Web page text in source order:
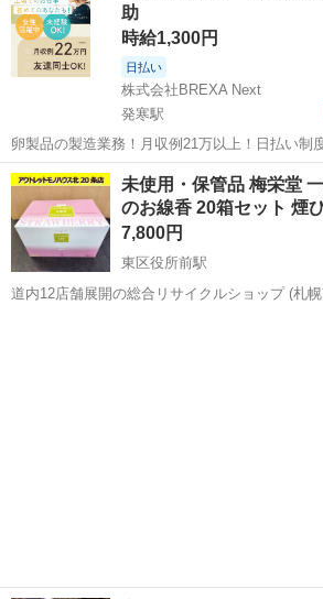
助
時給1,300円
日払い
株式会社BREXA Next
発寒駅
卵製品の製造業務！月収例21万以上！日払い制
適作業★20代～50代までの男女活躍中！作業着
勤OK＆無料駐車場完備！《北海道札幌市》 人気の工場のお仕事 ◇卵
製品の製造業務◇ 作業内...
北海道 札幌市 発寒駅 その他
未使用・保管品 梅栄堂
のお線香 20箱セット 煙
7,800円
東区役所前駅
道内12店舗展開の総合リサイクルショップ (札幌